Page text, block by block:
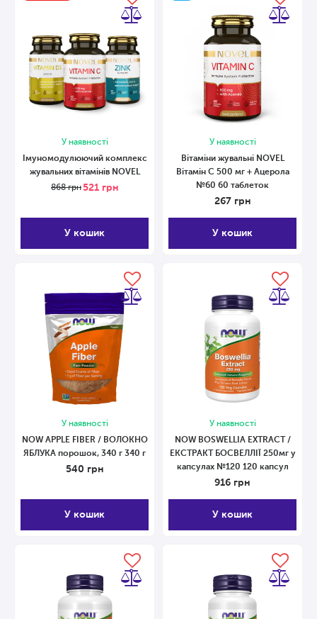
У наявності
Імуномодулюючий комплекс
жувальних вітамінів NOVEL
868грн 521 грн
У кошик
У наявності
Вітаміни жувальні NOVEL
Вітамін C 500 мг + Ацерола
№60 60 таблеток
267 грн
У кошик
У наявності
NOW APPLE FIBER / ВОЛОКНО
ЯБЛУКА порошок, 340 г 340 г
540 грн
У кошик
У наявності
NOW BOSWELLIA EXTRACT /
ЕКСТРАКТ БОСВЕЛЛІЇ 250мг у
капсулах №120 120 капсул
916 грн
У кошик